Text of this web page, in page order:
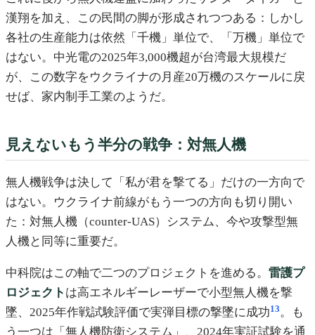
漢翔を加え、この民間の脚が形成されつつある：しかし
各社の生産能力は依然「千機」単位で、「万機」単位で
はない。中光電の2025年3,000機超が台湾最大規模だ
が、この数字をウクライナの月産20万機のスケールに戻
せば、家内制手工業のようだ。
見えないもう半分の戦争：対無人機
無人機戦争は決して「私が君を撃てる」だけの一方向で
はない。ウクライナ前線がもう一つの方向も切り開い
た：対無人機（counter-UAS）システム、今や攻撃型無
人機と同等に重要だ。
中科院はこの軸で二つのプロジェクトを進める。 雷護プ
ロジェクト は高エネルギーレーザーで小型無人機を撃
墜、2025年作戦試験評価で実弾目標の撃墜に成功13。も
う一つは「無人機防衛システム」、2024年実証試験を通